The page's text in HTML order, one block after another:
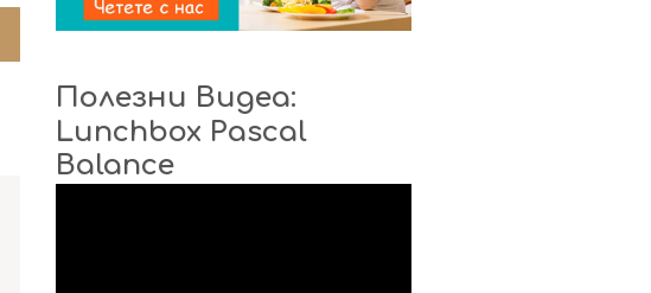
Полезни Видеа:
Lunchbox Pascal
Balance